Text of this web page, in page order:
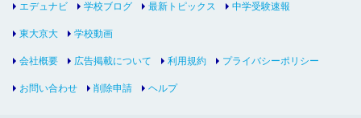
エデュナビ 学校ブログ 最新トピックス 中学受験速報
東大京大 学校動画
会社概要 広告掲載について 利用規約 プライバシーポリシー
お問い合わせ 削除申請 ヘルプ